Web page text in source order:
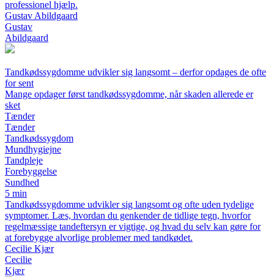
professionel hjælp.
Gustav Abildgaard
Gustav
Abildgaard
Tandkødssygdomme udvikler sig langsomt – derfor opdages de ofte
for sent
Mange opdager først tandkødssygdomme, når skaden allerede er
sket
Tænder
Tænder
Tandkødssygdom
Mundhygiejne
Tandpleje
Forebyggelse
Sundhed
5 min
Tandkødssygdomme udvikler sig langsomt og ofte uden tydelige
symptomer. Læs, hvordan du genkender de tidlige tegn, hvorfor
regelmæssige tandeftersyn er vigtige, og hvad du selv kan gøre for
at forebygge alvorlige problemer med tandkødet.
Cecilie Kjær
Cecilie
Kjær